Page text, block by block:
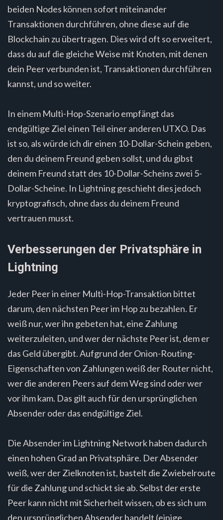
beiden Nodes können sofort miteinander
Transaktionen durchführen, ohne diese auf die
Blockchain zu übertragen. Dies wird oft so erweitert,
dass du auf die gleiche Weise mit Knoten, mit denen
dein Peer verbunden ist, Transaktionen durchführen
kannst, und so weiter.
In einem Multi-Hop-Szenario empfängt das
endgültige Ziel einen Teil einer anderen UTXO. Das
ist so, als würde ich dir einen 10-Dollar-Schein geben,
den du deinem Freund geben sollst, und du gibst
deinem Freund statt des 10-Dollar-Scheins zwei 5-
Dollar-Scheine. In Lightning geschieht dies jedoch
kryptografisch, ohne dass du deinem Freund
vertrauen musst.
Verbesserungen der Privatsphäre in
Lightning
Jeder Peer in einer Multi-Hop-Transaktion bittet
darum, den nächsten Peer im Hop zu bezahlen. Er
weiß nur, wer ihn gebeten hat, eine Zahlung
weiterzuleiten, und wer der nächste Peer ist, dem er
das Geld übergibt. Aufgrund der Onion-Routing-
Eigenschaften von Zahlungen weiß der Router nicht,
wer die anderen Peers auf dem Weg sind oder wer
vor ihm kam. Das gilt auch für den ursprünglichen
Absender oder das endgültige Ziel.
Die Absender im Lightning Network haben dadurch
einen hohen Grad an Privatsphäre. Der Absender
weiß, wer der Zielknoten ist, bastelt die Zwiebelroute
für die Zahlung und schickt sie ab. Selbst der erste
Peer kann nicht mit Sicherheit wissen, ob es sich um
den ursprünglichen Absender handelt (einige